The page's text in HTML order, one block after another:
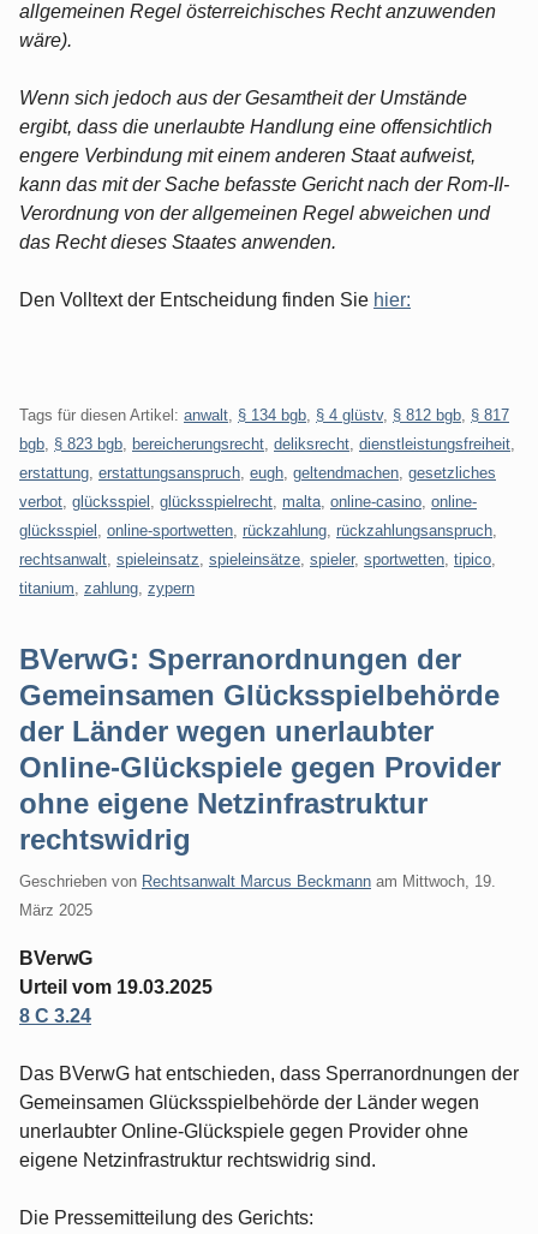
allgemeinen Regel österreichisches Recht anzuwenden
wäre).
Wenn sich jedoch aus der Gesamtheit der Umstände
ergibt, dass die unerlaubte Handlung eine offensichtlich
engere Verbindung mit einem anderen Staat aufweist,
kann das mit der Sache befasste Gericht nach der Rom-II-
Verordnung von der allgemeinen Regel abweichen und
das Recht dieses Staates anwenden.
Den Volltext der Entscheidung finden Sie hier:
Tags für diesen Artikel: anwalt § 134 bgb § 4 glüstv, § 812 bgb § 817
bgb § 823 bgb bereicherungsrecht deliksrecht dienstleistungsfreiheit
erstattung erstattungsanspruch eugh geltendmachen gesetzliches
verbot glücksspiel glücksspielrecht malta online-casino online-
glücksspiel
online-sportwetten rückzahlung rückzahlungsanspruch
rechtsanwalt spieleinsatz spieleinsätze spieler, sportwetten tipico
titanium zahlung zypern
BVerwG: Sperranordnungen der
Gemeinsamen Glücksspielbehörde
der Länder wegen unerlaubter
Online-Glückspiele gegen Provider
ohne eigene Netzinfrastruktur
rechtswidrig
Geschrieben von Rechtsanwalt Marcus Beckmann am Mittwoch, 19.
März 2025
BVerwG
Urteil vom 19.03.2025
8 C 3.24
Das BVerwG hat entschieden, dass Sperranordnungen der
Gemeinsamen Glücksspielbehörde der Länder wegen
unerlaubter Online-Glückspiele gegen Provider ohne
eigene Netzinfrastruktur rechtswidrig sind.
Die Pressemitteilung des Gerichts: